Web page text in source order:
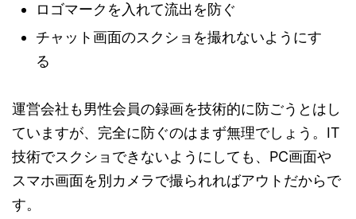
ロゴマークを入れて流出を防ぐ
チャット画面のスクショを撮れないようにす
る
運営会社も男性会員の録画を技術的に防ごうとはし
ていますが、完全に防ぐのはまず無理でしょう。IT
技術でスクショできないようにしても、PC画面や
スマホ画面を別カメラで撮られればアウトだからで
す。